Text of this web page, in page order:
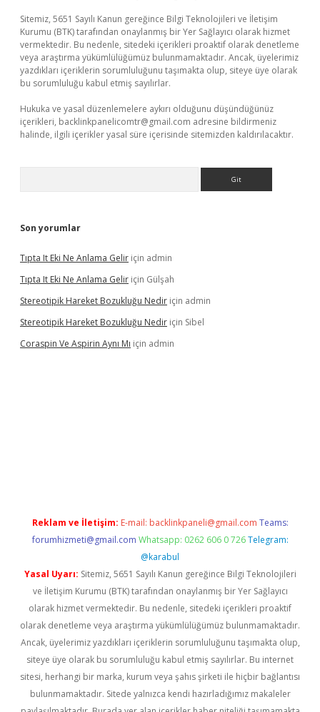
Sitemiz, 5651 Sayılı Kanun gereğince Bilgi Teknolojileri ve İletişim
Kurumu (BTK) tarafından onaylanmış bir Yer Sağlayıcı olarak hizmet
vermektedir. Bu nedenle, sitedeki içerikleri proaktif olarak denetleme
veya araştırma yükümlülüğümüz bulunmamaktadır. Ancak, üyelerimiz
yazdıkları içeriklerin sorumluluğunu taşımakta olup, siteye üye olarak
bu sorumluluğu kabul etmiş sayılırlar.
Hukuka ve yasal düzenlemelere aykırı olduğunu düşündüğünüz
içerikleri, backlinkpanelicomtr@gmail.com adresine bildirmeniz
halinde, ilgili içerikler yasal süre içerisinde sitemizden kaldırılacaktır.
Son yorumlar
Tıpta It Eki Ne Anlama Gelir için admin
Tıpta It Eki Ne Anlama Gelir için Gülşah
Stereotipik Hareket Bozukluğu Nedir için admin
Stereotipik Hareket Bozukluğu Nedir için Sibel
Coraspin Ve Aspirin Aynı Mı için admin
Reklam ve İletişim: E-mail: backlinkpaneli@gmail.com Teams:
forumhizmeti@gmail.com Whatsapp: 0262 606 0 726 Telegram:
@karabul
Yasal Uyarı: Sitemiz, 5651 Sayılı Kanun gereğince Bilgi Teknolojileri
ve İletişim Kurumu (BTK) tarafından onaylanmış bir Yer Sağlayıcı
olarak hizmet vermektedir. Bu nedenle, sitedeki içerikleri proaktif
olarak denetleme veya araştırma yükümlülüğümüz bulunmamaktadır.
Ancak, üyelerimiz yazdıkları içeriklerin sorumluluğunu taşımakta olup,
siteye üye olarak bu sorumluluğu kabul etmiş sayılırlar. Bu internet
sitesi, herhangi bir marka, kurum veya şahıs şirketi ile hiçbir bağlantısı
bulunmamaktadır. Sitede yalnızca kendi hazırladığımız makaleler